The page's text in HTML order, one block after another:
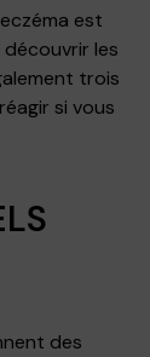
est
les
trois
si vous
des